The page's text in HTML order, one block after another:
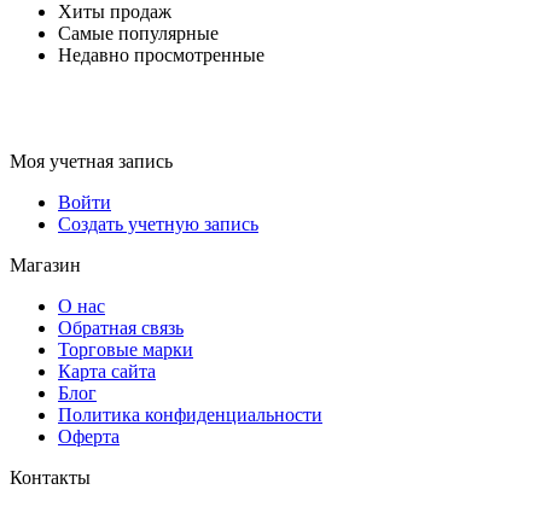
Хиты продаж
Самые популярные
Недавно просмотренные
Моя учетная запись
Войти
Создать учетную запись
Магазин
О нас
Обратная связь
Торговые марки
Карта сайта
Блог
Политика конфиденциальности
Оферта
Контакты